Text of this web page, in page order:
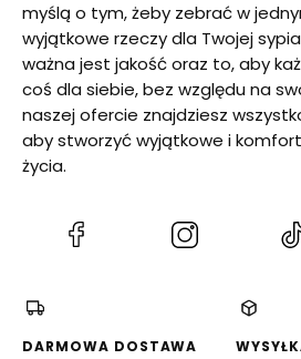
myślą o tym, żeby zebrać w
wyjątkowe rzeczy dla Twojej
ważna jest jakość oraz to, aby
coś dla siebie, bez względu na
naszej ofercie znajdziesz
aby stworzyć wyjątkowe i
życia.
(Otwiera
nowej
DARMOWA DOSTAWA